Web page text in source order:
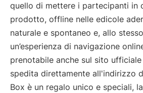
quello di mettere i partecipanti in
prodotto, offline nelle edicole
naturale e spontaneo e, allo
un’esperienza di navigazione
prenotabile anche sul sito
spedita direttamente all'indirizzo
Box è un regalo unico e speciali,